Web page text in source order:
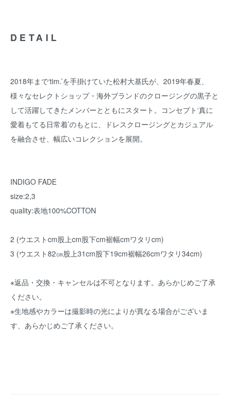
DETAIL
2018年まで‘tim.’を手掛けていた松村大基氏が、2019年春夏、
様々なセレクトショップ・海外ブランドのクロージングの黒子と
して活躍してきたメンバーとともにスタート。コンセプト‘真に
愛着もてる日常着’のもとに、ドレスクロージングとカジュアル
を融合させ、幅広いコレクションを展開。
INDIGO FADE
size:2,3
quality:表地100%COTTON
2 (ウエストcm股上cm股下cm裾幅cmワタリcm)
3 (ウエスト82㎝股上31cm股下19cm裾幅26cmワタリ34cm)
※返品・交換・キャンセルは不可となります。あらかじめご了承
ください。
※生地感やカラーは撮影時の光によりが異なる場合がございま
す、あらかじめご了承ください。